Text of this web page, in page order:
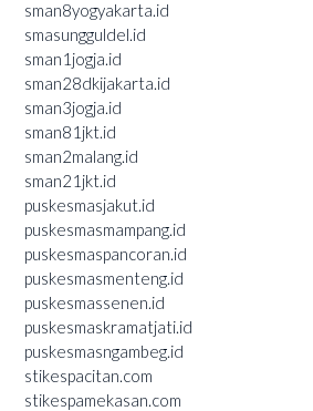
sman8yogyakarta.id
smasungguldel.id
sman1jogja.id
sman28dkijakarta.id
sman3jogja.id
sman81jkt.id
sman2malang.id
sman21jkt.id
puskesmasjakut.id
puskesmasmampang.id
puskesmaspancoran.id
puskesmasmenteng.id
puskesmassenen.id
puskesmaskramatjati.id
puskesmasngambeg.id
stikespacitan.com
stikespamekasan.com